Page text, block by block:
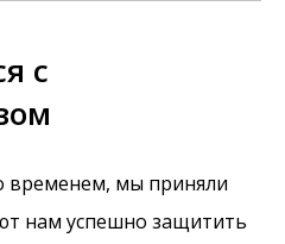
с
временем, мы приняли
нам успешно защитить